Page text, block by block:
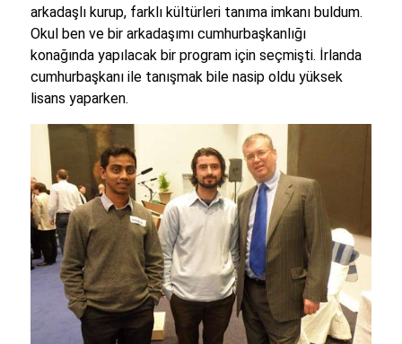
arkadaşlı kurup, farklı kültürleri tanıma imkanı buldum.
Okul ben ve bir arkadaşımı cumhurbaşkanlığı
konağında yapılacak bir program için seçmişti. İrlanda
cumhurbaşkanı ile tanışmak bile nasip oldu yüksek
lisans yaparken.